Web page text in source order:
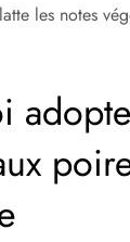
les notes